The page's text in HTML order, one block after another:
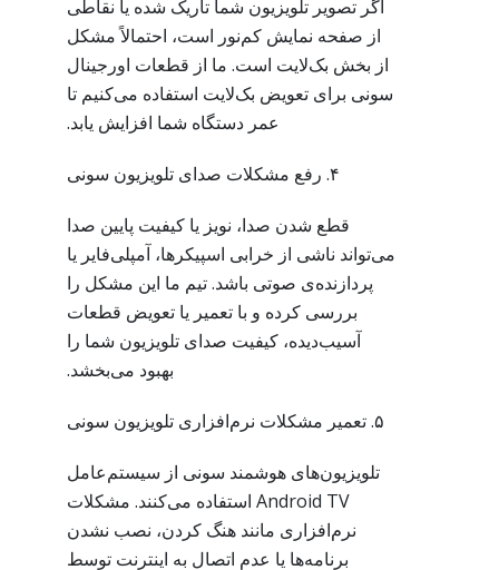
اگر تصویر تلویزیون شما تاریک شده یا نقاطی
از صفحه نمایش کم‌نور است، احتمالاً مشکل
از بخش بک‌لایت است. ما از قطعات اورجینال
سونی برای تعویض بک‌لایت استفاده می‌کنیم تا
عمر دستگاه شما افزایش یابد.
۴. رفع مشکلات صدای تلویزیون سونی
قطع شدن صدا، نویز یا کیفیت پایین صدا
می‌تواند ناشی از خرابی اسپیکرها، آمپلی‌فایر یا
پردازنده‌ی صوتی باشد. تیم ما این مشکل را
بررسی کرده و با تعمیر یا تعویض قطعات
آسیب‌دیده، کیفیت صدای تلویزیون شما را
بهبود می‌بخشد.
۵. تعمیر مشکلات نرم‌افزاری تلویزیون سونی
تلویزیون‌های هوشمند سونی از سیستم‌عامل
Android TV استفاده می‌کنند. مشکلات
نرم‌افزاری مانند هنگ کردن، نصب نشدن
برنامه‌ها یا عدم اتصال به اینترنت توسط